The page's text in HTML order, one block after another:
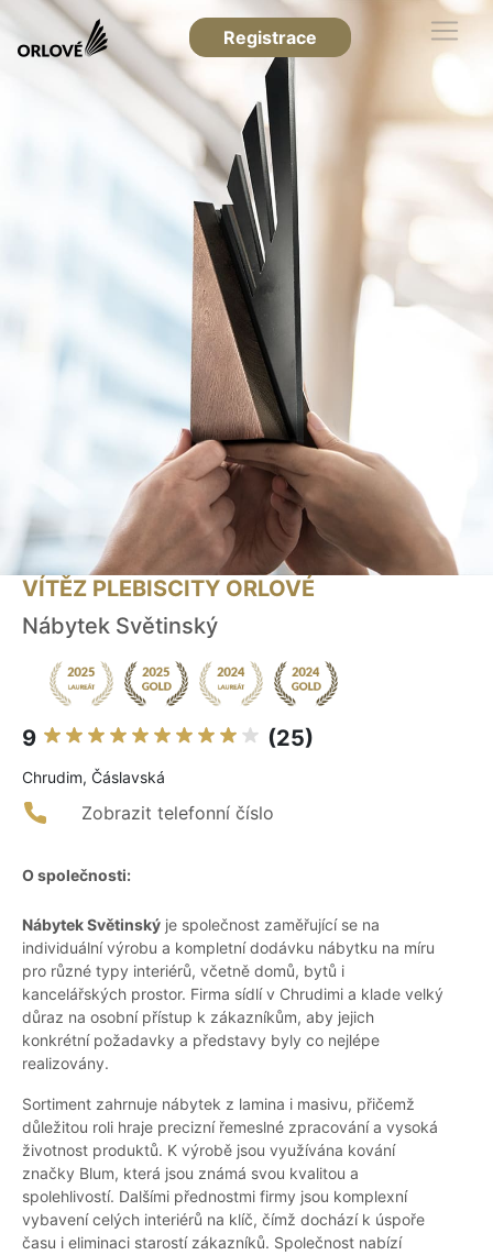
Registrace
VÍTĚZ PLEBISCITY ORLOVÉ
Nábytek Světinský
9 (25)
Chrudim, Čáslavská
Zobrazit telefonní číslo
O společnosti:
Nábytek Světinský je společnost zaměřující se na
individuální výrobu a kompletní dodávku nábytku na míru
pro různé typy interiérů, včetně domů, bytů i
kancelářských prostor. Firma sídlí v Chrudimi a klade velký
důraz na osobní přístup k zákazníkům, aby jejich
konkrétní požadavky a představy byly co nejlépe
realizovány.
Sortiment zahrnuje nábytek z lamina i masivu, přičemž
důležitou roli hraje precizní řemeslné zpracování a vysoká
životnost produktů. K výrobě jsou využívána kování
značky Blum, která jsou známá svou kvalitou a
spolehlivostí. Dalšími přednostmi firmy jsou komplexní
vybavení celých interiérů na klíč, čímž dochází k úspoře
času i eliminaci starostí zákazníků. Společnost nabízí